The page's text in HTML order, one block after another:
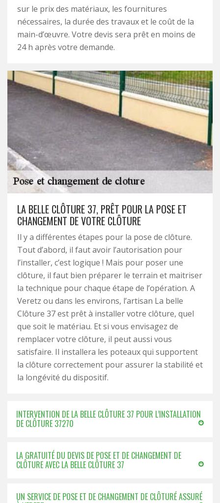
sur le prix des matériaux, les fournitures
nécessaires, la durée des travaux et le coût de la
main-d’œuvre. Votre devis sera prêt en moins de
24 h après votre demande.
LA BELLE CLÔTURE 37, PRÊT POUR LA POSE ET
CHANGEMENT DE VOTRE CLÔTURE
Il y a différentes étapes pour la pose de clôture.
Tout d’abord, il faut avoir l’autorisation pour
l’installer, c’est logique ! Mais pour poser une
clôture, il faut bien préparer le terrain et maitriser
la technique pour chaque étape de l’opération. A
Veretz ou dans les environs, l’artisan La belle
Clôture 37 est prêt à installer votre clôture, quel
que soit le matériau. Et si vous envisagez de
remplacer votre clôture, il peut aussi vous
satisfaire. Il installera les poteaux qui supportent
la clôture correctement pour assurer la stabilité et
la longévité du dispositif.
INTERVENTION DE LA BELLE CLÔTURE 37 POUR L’INSTALLATION
DE CLÔTURE 37270
LA GRATUITÉ DU DEVIS DE POSE ET DE CHANGEMENT DE
CLÔTURE AVEC LA BELLE CLÔTURE 37
UN SERVICE DE POSE ET DE CHANGEMENT DE CLÔTURÉ ASSURÉ